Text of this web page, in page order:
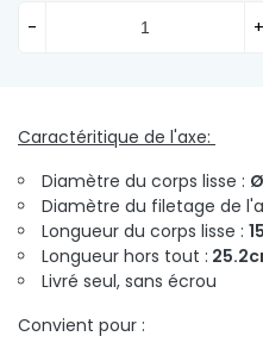
Caractéritique de l'axe:
Diamètre du corps lisse :
Diamètre du filetage de
Longueur du corps lisse :
Longueur hors tout :
Livré seul, sans écrou
Convient pour :
- +